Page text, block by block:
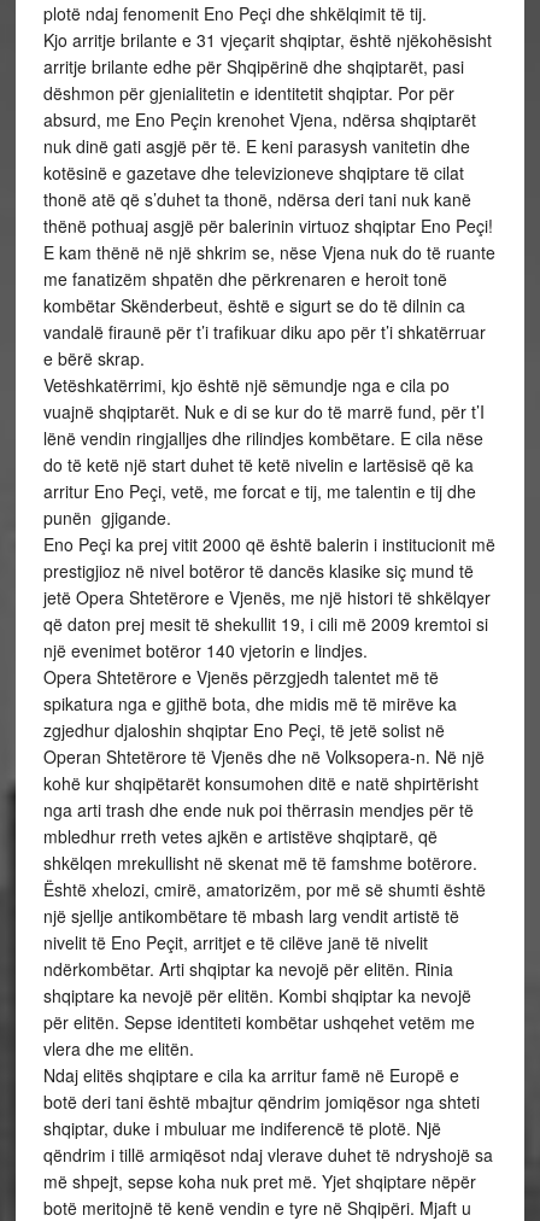
plotë ndaj fenomenit Eno Peçi dhe shkëlqimit të tij.
Kjo arritje brilante e 31 vjeçarit shqiptar, është njëkohësisht
arritje brilante edhe për Shqipërinë dhe shqiptarët, pasi
dëshmon për gjenialitetin e identitetit shqiptar. Por për
absurd, me Eno Peçin krenohet Vjena, ndërsa shqiptarët
nuk dinë gati asgjë për të. E keni parasysh vanitetin dhe
kotësinë e gazetave dhe televizioneve shqiptare të cilat
thonë atë që s’duhet ta thonë, ndërsa deri tani nuk kanë
thënë pothuaj asgjë për balerinin virtuoz shqiptar Eno Peçi!
E kam thënë në një shkrim se, nëse Vjena nuk do të ruante
me fanatizëm shpatën dhe përkrenaren e heroit tonë
kombëtar Skënderbeut, është e sigurt se do të dilnin ca
vandalë firaunë për t’i trafikuar diku apo për t’i shkatërruar
e bërë skrap.
Vetëshkatërrimi, kjo është një sëmundje nga e cila po
vuajnë shqiptarët. Nuk e di se kur do të marrë fund, për t’I
lënë vendin ringjalljes dhe rilindjes kombëtare. E cila nëse
do të ketë një start duhet të ketë nivelin e lartësisë që ka
arritur Eno Peçi, vetë, me forcat e tij, me talentin e tij dhe
punën gjigande.
Eno Peçi ka prej vitit 2000 që është balerin i institucionit më
prestigjioz në nivel botëror të dancës klasike siç mund të
jetë Opera Shtetërore e Vjenës, me një histori të shkëlqyer
që daton prej mesit të shekullit 19, i cili më 2009 kremtoi si
një evenimet botëror 140 vjetorin e lindjes.
Opera Shtetërore e Vjenës përzgjedh talentet më të
spikatura nga e gjithë bota, dhe midis më të mirëve ka
zgjedhur djaloshin shqiptar Eno Peçi, të jetë solist në
Operan Shtetërore të Vjenës dhe në Volksopera-n. Në një
kohë kur shqipëtarët konsumohen ditë e natë shpirtërisht
nga arti trash dhe ende nuk poi thërrasin mendjes për të
mbledhur rreth vetes ajkën e artistëve shqiptarë, që
shkëlqen mrekullisht në skenat më të famshme botërore.
Është xhelozi, cmirë, amatorizëm, por më së shumti është
një sjellje antikombëtare të mbash larg vendit artistë të
nivelit të Eno Peçit, arritjet e të cilëve janë të nivelit
ndërkombëtar. Arti shqiptar ka nevojë për elitën. Rinia
shqiptare ka nevojë për elitën. Kombi shqiptar ka nevojë
për elitën. Sepse identiteti kombëtar ushqehet vetëm me
vlera dhe me elitën.
Ndaj elitës shqiptare e cila ka arritur famë në Europë e
botë deri tani është mbajtur qëndrim jomiqësor nga shteti
shqiptar, duke i mbuluar me indiferencë të plotë. Një
qëndrim i tillë armiqësot ndaj vlerave duhet të ndryshojë sa
më shpejt, sepse koha nuk pret më. Yjet shqiptare nëpër
botë meritojnë të kenë vendin e tyre në Shqipëri. Mjaft u